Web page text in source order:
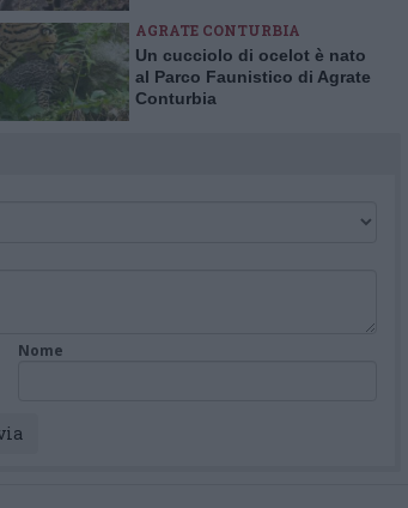
AGRATE CONTURBIA
Un cucciolo di ocelot è nato
al Parco Faunistico di Agrate
Conturbia
Nome